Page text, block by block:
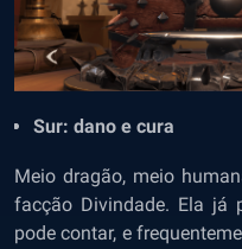
Sur: dano e cura
Meio dragão, meio
facção Divindade. Ela já
pode contar, e